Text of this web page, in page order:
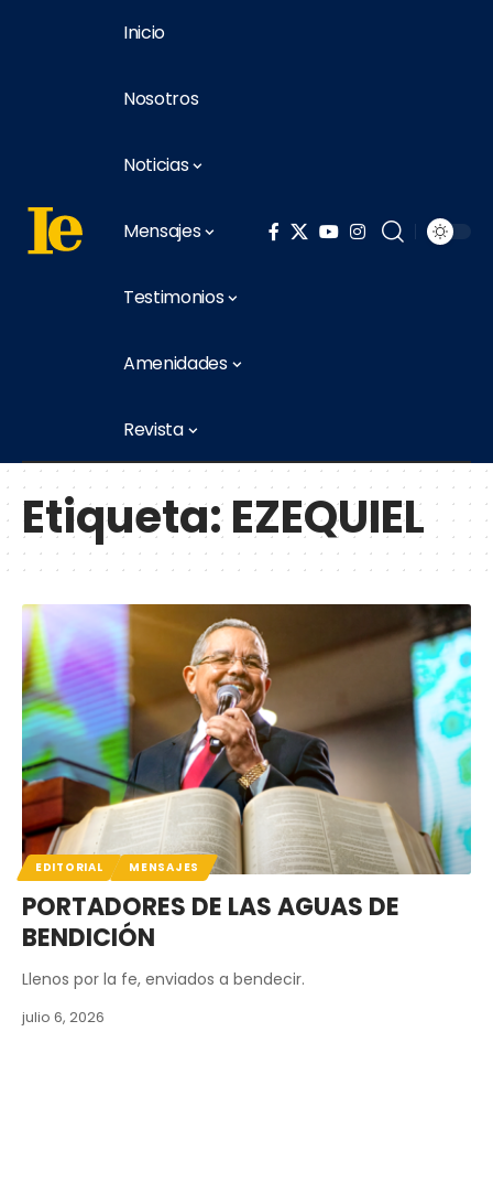
Inicio
Nosotros
Noticias
Mensajes
Testimonios
Amenidades
Revista
Etiqueta:EZEQUIEL
EDITORIAL MENSAJES
PORTADORES DE LAS AGUAS DE
BENDICIÓN
Llenos por la fe, enviados a bendecir.
julio 6, 2026